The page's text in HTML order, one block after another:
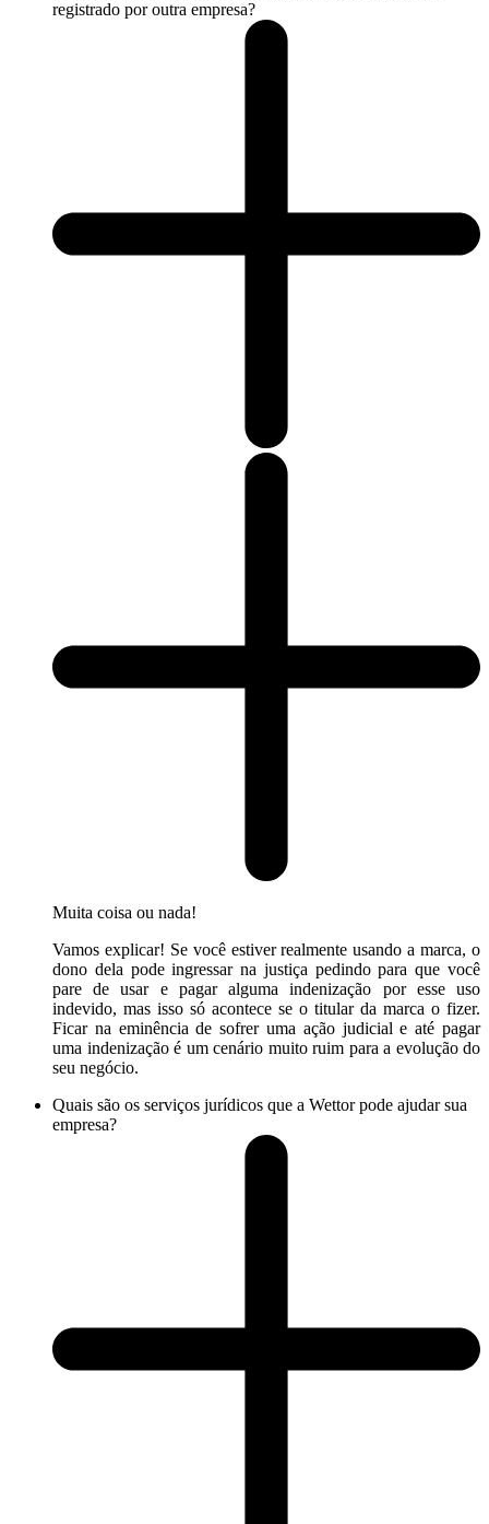
registrado por outra empresa?
Muita coisa ou nada!
Vamos explicar! Se você estiver realmente usando a marca, o
dono dela pode ingressar na justiça pedindo para que você
pare de usar e pagar alguma indenização por esse uso
indevido, mas isso só acontece se o titular da marca o fizer.
Ficar na eminência de sofrer uma ação judicial e até pagar
uma indenização é um cenário muito ruim para a evolução do
seu negócio.
Quais são os serviços jurídicos que a Wettor pode ajudar sua
empresa?